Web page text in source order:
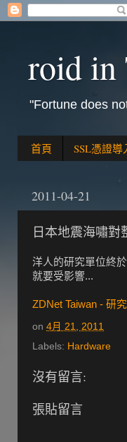
roid
"Fortune does
首頁 SSL憑證導
2011-04-21
日本地震海嘯對
洋人的研究單位終
就要受影響...
ZDNet Taiwan - 研
on 4月 21, 2011
Labels: Hardware
沒有留言:
張貼留言